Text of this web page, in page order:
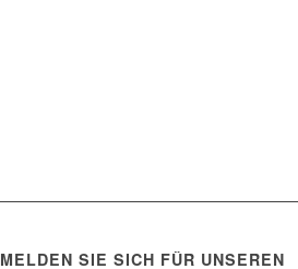
MELDEN SIE SICH FÜR UNSEREN